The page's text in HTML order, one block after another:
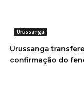
Urussanga
Urussanga
confirmação do